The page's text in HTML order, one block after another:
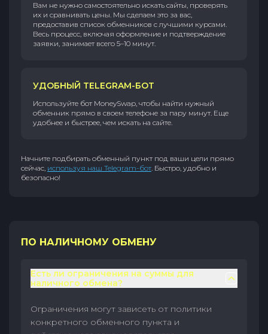
Вам не нужно самостоятельно искать сайты, проверять
их и сравнивать цены. Мы сделаем это за вас,
предоставив список обменников с лучшими курсами.
Весь процесс, включая оформление и подтверждение
заявки, занимает всего 5–10 минут.
УДОБНЫЙ TELEGRAM-БОТ
Используйте бот MoneySwap, чтобы найти нужный
обменник прямо в своем телефоне за пару минут. Еще
удобнее и быстрее, чем искать на сайте.
Начните подбирать обменный пункт под ваши цели прямо
сейчас, используя наш Telegram-бот. Быстро, удобно и
безопасно!
ПО НАЛИЧНОМУ ОБМЕНУ
Есть ли ограничения на суммы для
наличного обмена?
Ограничения могут зависеть от политики
конкретного обменного пункта и